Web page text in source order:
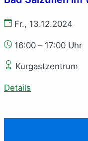
Fr., 13.12.2024
16:00 – 17:00 Uhr
Kurgastzentrum
Details